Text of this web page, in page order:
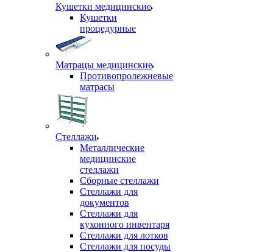
Кушетки медицинские
Кушетки
процедурные
Матрацы медицинские
Противопролежневые
матрасы
Стеллажи
Металлические
медицинские
стеллажи
Сборные стеллажи
Стеллажи для
документов
Стеллажи для
кухонного инвентаря
Стеллажи для лотков
Стеллажи для посуды